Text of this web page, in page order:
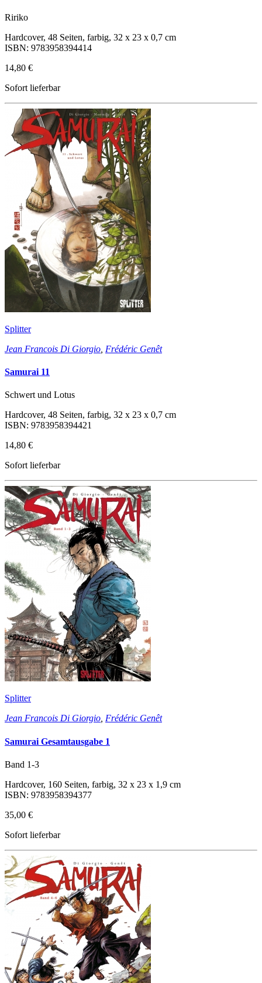
Ririko
Hardcover, 48 Seiten, farbig, 32 x 23 x 0,7 cm
ISBN: 9783958394414
14,80 €
Sofort lieferbar
Splitter
Jean Francois Di Giorgio Frédéric Genêt
Samurai 11
Schwert und Lotus
Hardcover, 48 Seiten, farbig, 32 x 23 x 0,7 cm
ISBN: 9783958394421
14,80 €
Sofort lieferbar
Splitter
Jean Francois Di Giorgio Frédéric Genêt
Samurai Gesamtausgabe 1
Band 1-3
Hardcover, 160 Seiten, farbig, 32 x 23 x 1,9 cm
ISBN: 9783958394377
35,00 €
Sofort lieferbar